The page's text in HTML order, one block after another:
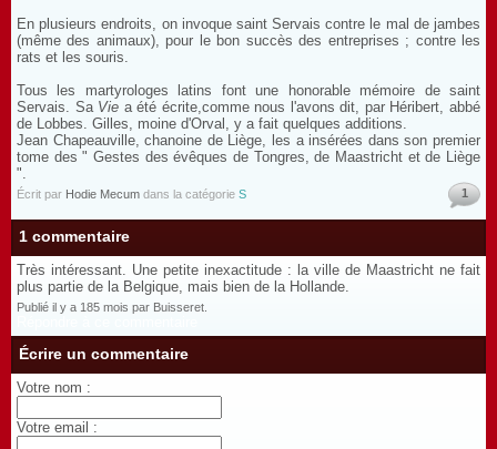
En plusieurs endroits, on invoque saint Servais contre le mal de jambes
(même des animaux), pour le bon succès des entreprises ; contre les
rats et les souris.
Tous les martyrologes latins font une honorable mémoire de saint
Servais. Sa Vie a été écrite,comme nous l'avons dit, par Héribert, abbé
de Lobbes. Gilles, moine d'Orval, y a fait quelques additions.
Jean Chapeauville, chanoine de Liège, les a insérées dans son premier
tome des " Gestes des évêques de Tongres, de Maastricht et de Liège
".
Écrit par Hodie Mecum dans la catégorie S 1
1 commentaire
Très intéressant. Une petite inexactitude : la ville de Maastricht ne fait
plus partie de la Belgique, mais bien de la Hollande.
Publié il y a 185 mois par Buisseret.
Écrire un commentaire
Votre nom :
Votre email :